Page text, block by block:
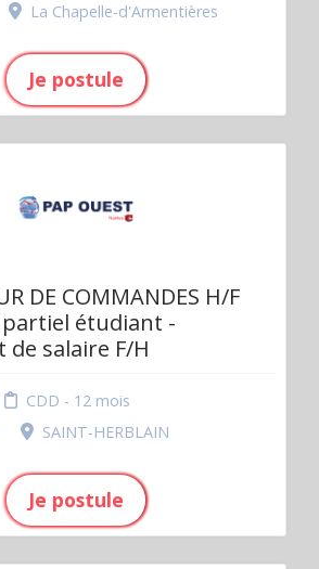
La Chapelle-d'Armentières
Je postule
DE COMMANDES H/F
partiel étudiant -
salaire F/H
CDD - 12 mois
SAINT-HERBLAIN
Je postule